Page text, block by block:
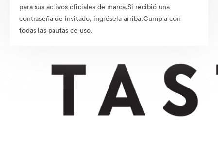
para sus activos oficiales de marca.Si recibió una
contraseña de invitado, ingrésela arriba.Cumpla con
todas las pautas de uso.